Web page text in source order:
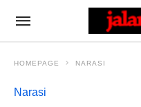
HOMEPAGE NARASI
Narasi